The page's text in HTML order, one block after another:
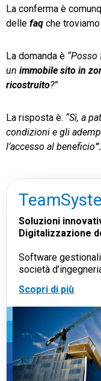
La conferma è
delle faq che
La domanda è “Posso
un immobile sito in
ricostruito?”
La risposta è: “Sì, a
condizioni e gli
l’accesso al beneficio”.
Soluzioni
Digitalizzazione
Software
società
Scopri di più